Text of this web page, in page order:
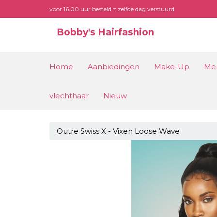
voor 16.00 uur besteld = zelfde dag verstuurd
Bobby's Hairfashion
Home Aanbiedingen Make-Up
vlechthaar Nieuw
Outre Swiss X - Vixen Loose Wave